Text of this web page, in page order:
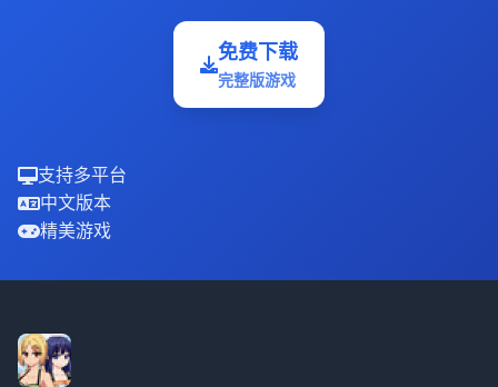
免费下载
完整版游戏
支持多平台
中文版本
精美游戏